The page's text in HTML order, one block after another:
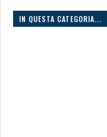
IN QUESTA CATEGORIA...